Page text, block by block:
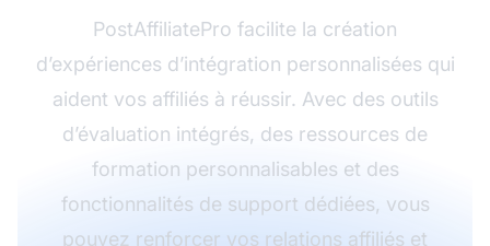
PostAffiliatePro facilite la création
d’expériences d’intégration personnalisées qui
aident vos affiliés à réussir. Avec des outils
d’évaluation intégrés, des ressources de
formation personnalisables et des
fonctionnalités de support dédiées, vous
pouvez renforcer vos relations affiliés et